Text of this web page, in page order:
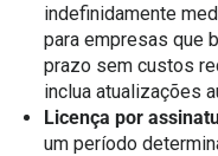
indefinidamente
para empresas que
prazo sem custos
inclua atualizações
Licença por
um período